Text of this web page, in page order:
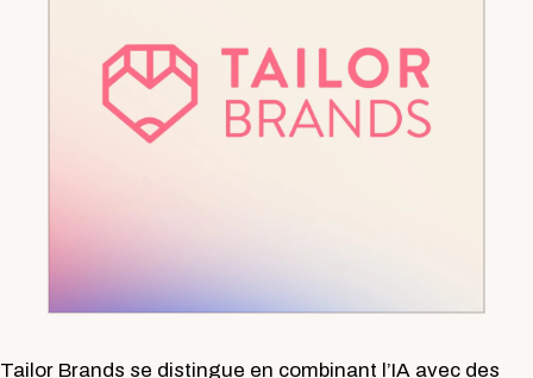
Tailor Brands se distingue en combinant l’IA avec des